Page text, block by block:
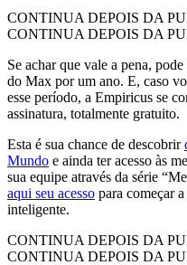
CONTINUA DEPOIS DA
CONTINUA DEPOIS DA
Se achar que vale a pena,
do Max por um ano. E, caso
esse período, a Empiricus se
assinatura, totalmente gratuito.
Esta é sua chance de descobrir
Mundo e ainda ter acesso às
sua equipe através da série
aqui seu acesso para começar
inteligente.
CONTINUA DEPOIS DA
CONTINUA DEPOIS DA